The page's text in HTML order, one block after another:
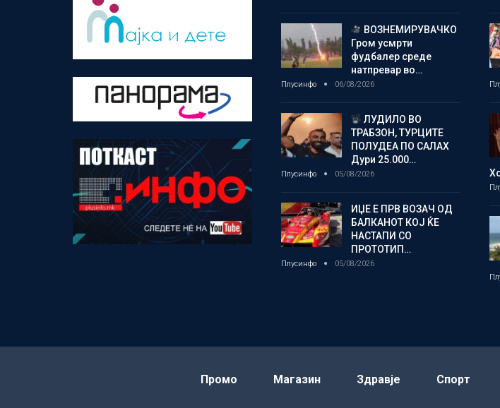
ВОЗНЕМИРУВАЧКО
Гром усмрти
фудбалер среде
натпревар во…
Плусинфо 06/08/2026
ЛУДИЛО ВО
ТРАБЗОН, ТУРЦИТЕ
ПОЛУДЕА ПО САЛАХ
Дури 25.000…
Плусинфо 05/08/2026
ИЏЕ Е ПРВ ВОЗАЧ ОД
БАЛКАНОТ КОЈ ЌЕ
НАСТАПИ СО
ПРОТОТИП…
Плусинфо 05/08/2026
Промо Магазин Здравје Спорт